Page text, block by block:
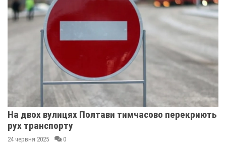
На двох вулицях Полтави тимчасово перекриють
рух транспорту
24 червня 2025 0